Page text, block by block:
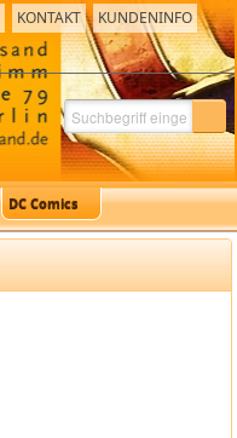
KONTAKT
KUNDENINFO
DC Comics